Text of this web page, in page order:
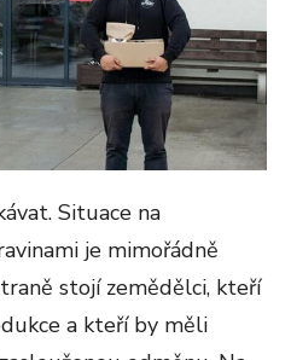
Situace na
je mimořádně
stojí zemědělci, kteří
a kteří by měli